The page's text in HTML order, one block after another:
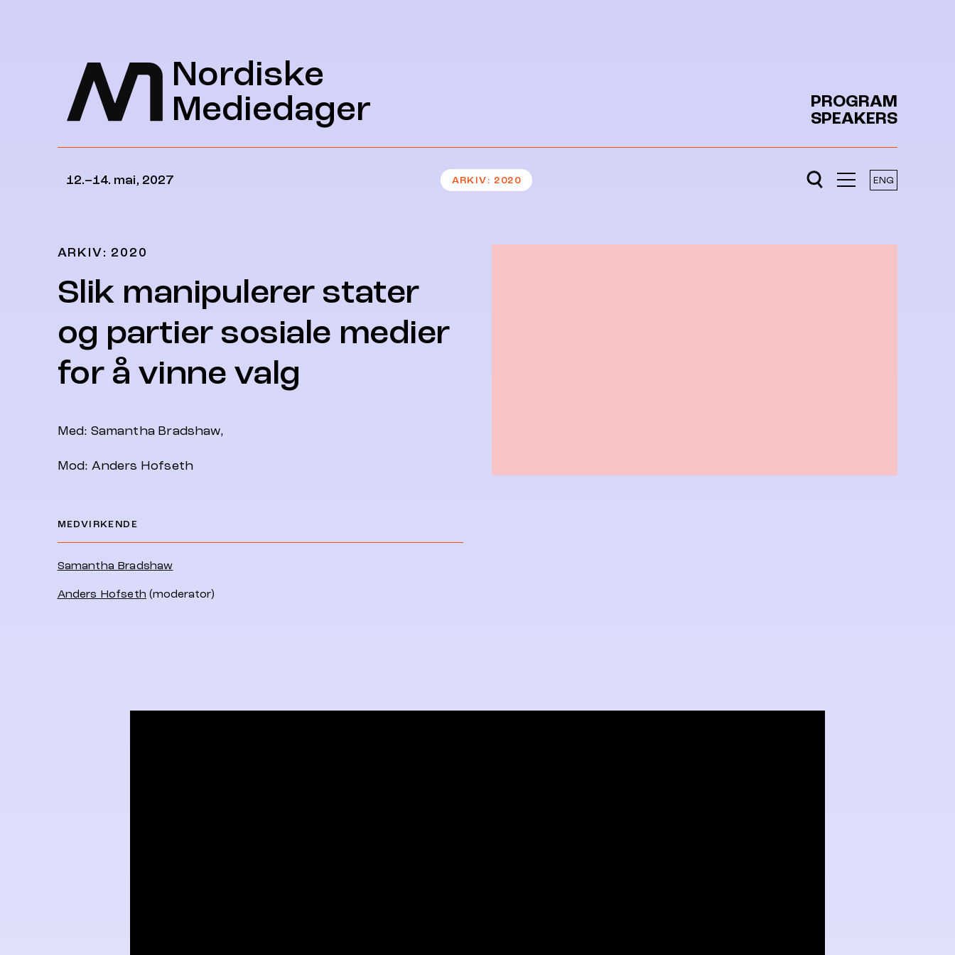
Nordiske
Mediedager
PROGRAM
SPEAKERS
12.–14. mai, 2027 ARKIV 2020 ENG
ARKIV: 2020
Slik manipulerer stater
og partier sosiale medier
for å vinne valg
Med: Samantha Bradshaw,
Mod: Anders Hofseth
MEDVIRKENDE
Samantha Bradshaw
Anders Hofseth (moderator)